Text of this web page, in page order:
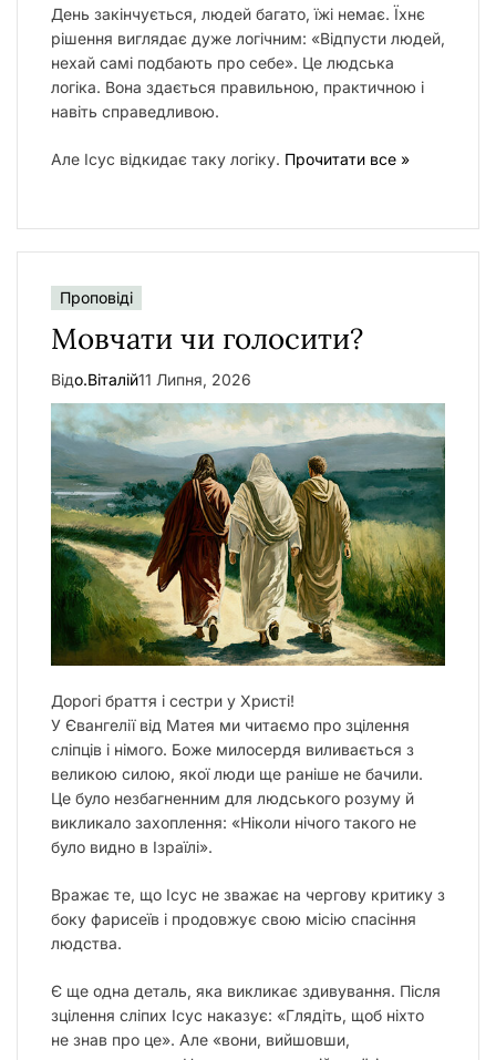
День закінчується, людей багато, їжі немає. Їхнє
рішення виглядає дуже логічним: «Відпусти людей,
нехай самі подбають про себе». Це людська
логіка. Вона здається правильною, практичною і
навіть справедливою.
Але Ісус відкидає таку логіку. Прочитати все »
Проповіді
Мовчати чи голосити?
Відо.Віталій11 Липня, 2026
Дорогі браття і сестри у Христі!
У Євангелії від Матея ми читаємо про зцілення
сліпців і німого. Боже милосердя виливається з
великою силою, якої люди ще раніше не бачили.
Це було незбагненним для людського розуму й
викликало захоплення: «Ніколи нічого такого не
було видно в Ізраїлі».
Вражає те, що Ісус не зважає на чергову критику з
боку фарисеїв і продовжує свою місію спасіння
людства.
Є ще одна деталь, яка викликає здивування. Після
зцілення сліпих Ісус наказує: «Глядіть, щоб ніхто
не знав про це». Але «вони, вийшовши,